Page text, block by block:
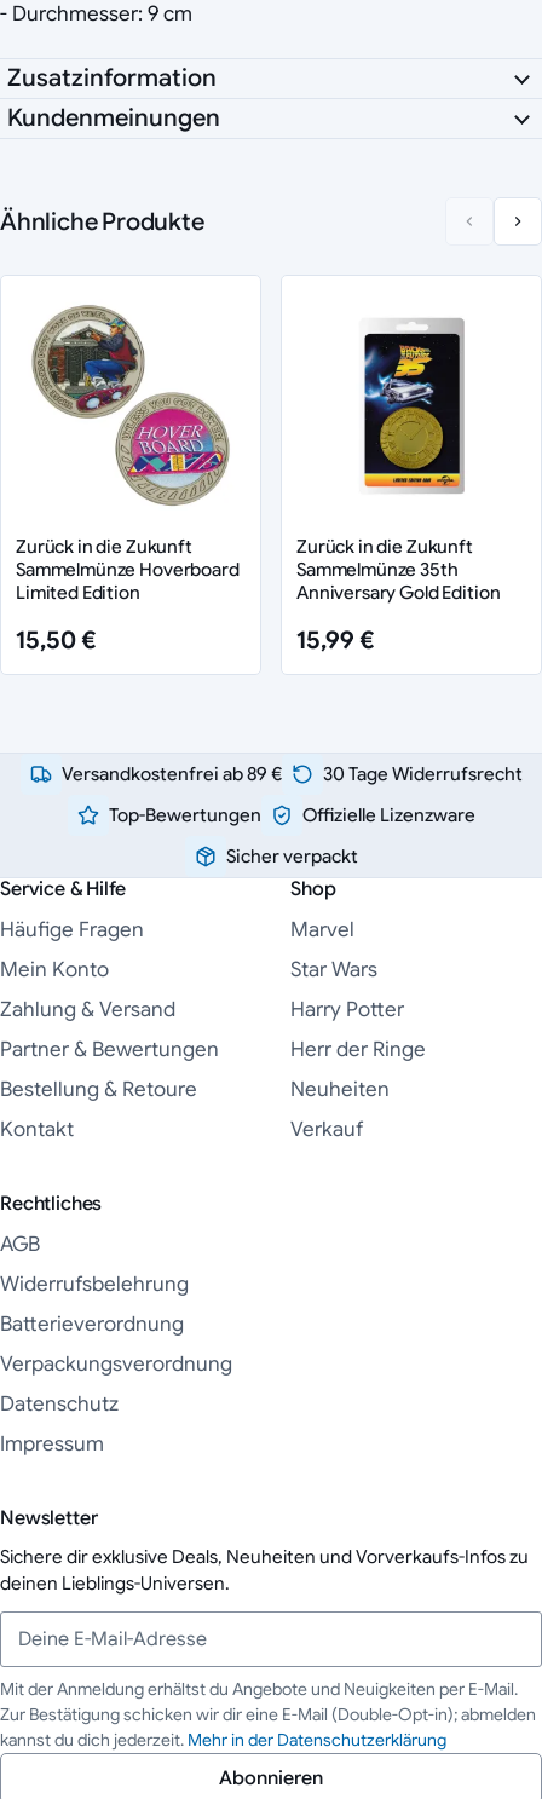
- Durchmesser: 9 cm
Zusatzinformation
Kundenmeinungen
Ähnliche Produkte
Zurück in die Zukunft
Sammelmünze Hoverboard
Limited Edition
15,50 €
Zurück in die Zukunft
Sammelmünze 35th
Anniversary Gold Edition
15,99 €
Versandkostenfrei ab 89 €
30 Tage Widerrufsrecht
Top-Bewertungen
Offizielle Lizenzware
Sicher verpackt
Service & Hilfe
Häufige Fragen
Mein Konto
Zahlung & Versand
Partner & Bewertungen
Bestellung & Retoure
Kontakt
Shop
Marvel
Star Wars
Harry Potter
Herr der Ringe
Neuheiten
Verkauf
Rechtliches
AGB
Widerrufsbelehrung
Batterieverordnung
Verpackungsverordnung
Datenschutz
Impressum
Newsletter
Sichere dir exklusive Deals, Neuheiten und Vorverkaufs-Infos zu
deinen Lieblings-Universen.
Deine E-Mail-Adresse
Mit der Anmeldung erhältst du Angebote und Neuigkeiten per E-Mail.
Zur Bestätigung schicken wir dir eine E-Mail (Double-Opt-in); abmelden
kannst du dich jederzeit. Mehr in der Datenschutzerklärung
Abonnieren